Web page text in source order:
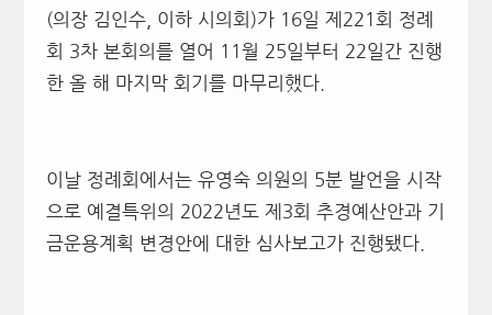
(의장 김인수, 이하 시의회 )가 16일 제 221 회 정례
회 3차 본회의를 열어 11 월 25일부터 22일간 진행
한 올 해 마지막 회기를 마무리했다.
이날 정례회에서는 유영숙 의원의 5분 발언을 시작
으로 예결특위의 2022년도 제 3회 추경예산안과 기
금운용계획 변경안에 대한 심사보고가 진행됐다.